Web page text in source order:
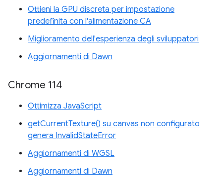
Ottieni la GPU discreta per impostazione
predefinita con l'alimentazione CA
Miglioramento dell'esperienza degli sviluppatori
Aggiornamenti di Dawn
Chrome 114
Ottimizza JavaScript
getCurrentTexture() su canvas non configurato
genera InvalidStateError
Aggiornamenti di WGSL
Aggiornamenti di Dawn